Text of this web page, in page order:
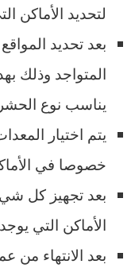
لتحديد الأماكن
بعد تحديد
المتواجد وذلك
يناسب نوع
يتم اختيار
خصوصا في
بعد تجهيز كل
الأماكن التي
بعد الانتهاء من